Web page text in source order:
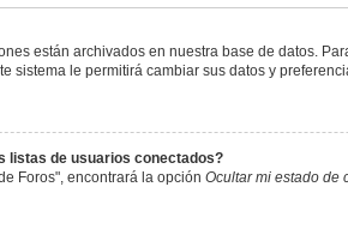
están archivados en nuestra base de datos.
sistema le permitirá cambiar sus datos y
listas de usuarios conectados?
Foros", encontrará la opción Ocultar mi estado de